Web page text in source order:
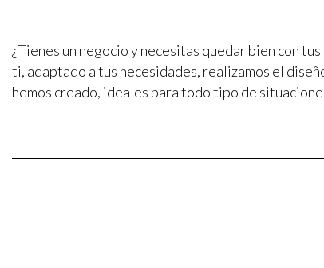
¿Tienes un negocio y necesitas quedar bien con
ti, adaptado a tus necesidades, realizamos el
hemos creado, ideales para todo tipo de